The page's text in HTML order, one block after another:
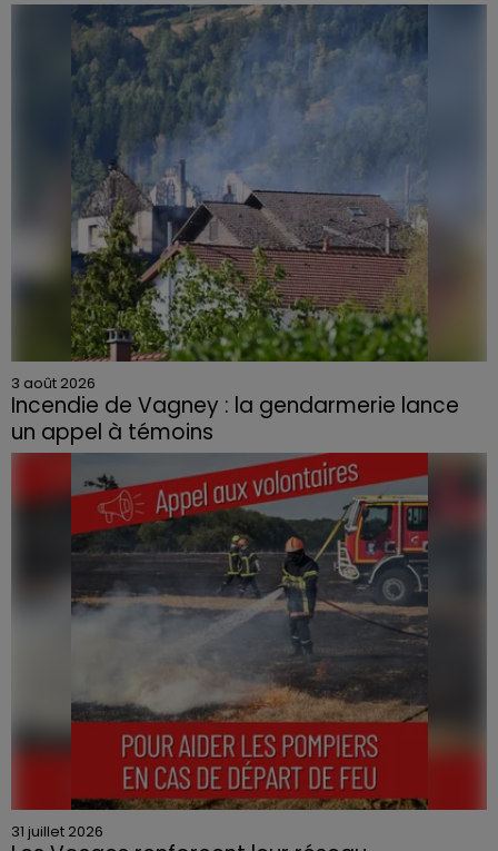
3 août 2026
Incendie de Vagney : la gendarmerie lance
un appel à témoins
31 juillet 2026